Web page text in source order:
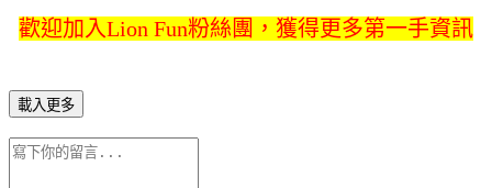
歡迎加入Lion Fun粉絲團，獲得更多第一手資訊
載入更多